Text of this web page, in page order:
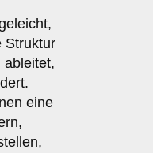
Struktur
ableitet,
eine